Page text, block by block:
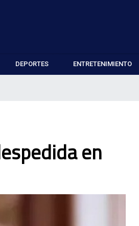
DEPORTES ENTRETENIMIENTO
en